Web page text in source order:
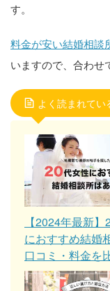
す。
料金が安い結婚相談
いますので、合わせ
よく読まれてい
【2024年最新
におすすめ結婚
口コミ・料金を